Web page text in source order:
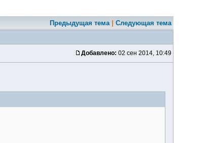
Предыдущая тема| Следующая тема
Добавлено: 02 сен 2014, 10:49